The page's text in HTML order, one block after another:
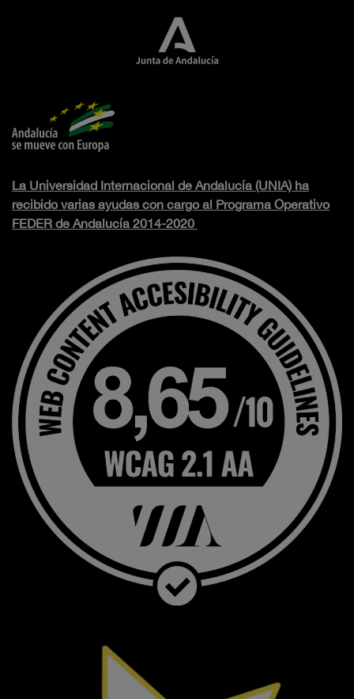
La Universidad Internacional de Andalucía (UNIA) ha
recibido varias ayudas con cargo al Programa Operativo
FEDER de Andalucía 2014-2020